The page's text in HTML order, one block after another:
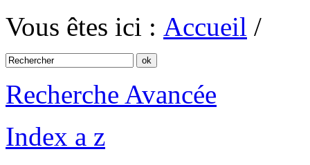
Vous êtes ici : Accueil /
Recherche Avancée
Index a z